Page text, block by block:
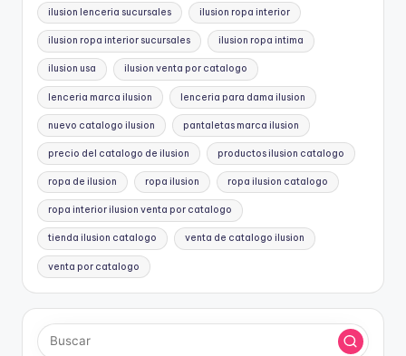
ilusion lenceria sucursales ilusion ropa interior
ilusion ropa interior sucursales ilusion ropa intima
ilusion usa ilusion venta por catalogo
lenceria marca ilusion lenceria para dama ilusion
nuevo catalogo ilusion pantaletas marca ilusion
precio del catalogo de ilusion productos ilusion catalogo
ropa de ilusion ropa ilusion ropa ilusion catalogo
ropa interior ilusion venta por catalogo
tienda ilusion catalogo venta de catalogo ilusion
venta por catalogo